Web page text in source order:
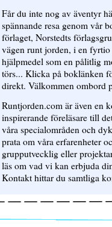
Får du inte nog av äventyr
spännande resa genom vår
förlaget, Norstedts
vägen runt jorden, i en
hjälpmedel som en pålitlig
törs... Klicka på boklänken
direkt. Välkommen ombord
Runtjorden.com är även en
inspirerande föreläsare till
våra specialområden och
prata om våra erfarenheter
grupputvecklig eller
läs om vad vi kan erbjuda
Kontakt hittar du samtliga